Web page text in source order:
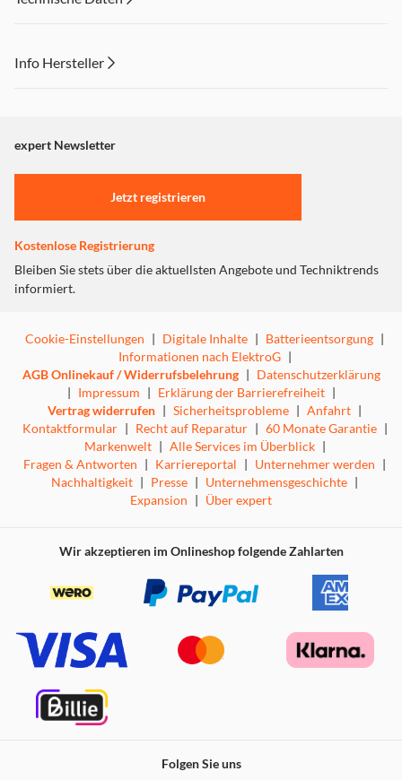
Info Hersteller
"Marketing".
Einstellungen anpassen
expert Newsletter
Jetzt registrieren
Kostenlose Registrierung
Bleiben Sie stets über die aktuellsten Angebote und Techniktrends
informiert.
Cookie-Einstellungen | Digitale Inhalte | Batterieentsorgung |
Informationen nach ElektroG |
AGB Onlinekauf / Widerrufsbelehrung | Datenschutzerklärung
| Impressum | Erklärung der Barrierefreiheit |
Vertrag widerrufen | Sicherheitsprobleme | Anfahrt |
Kontaktformular | Recht auf Reparatur | 60 Monate Garantie |
Markenwelt | Alle Services im Überblick |
Fragen & Antworten | Karriereportal | Unternehmer werden |
Nachhaltigkeit | Presse | Unternehmensgeschichte |
Expansion | Über expert
Wir akzeptieren im Onlineshop folgende Zahlarten
Folgen Sie uns